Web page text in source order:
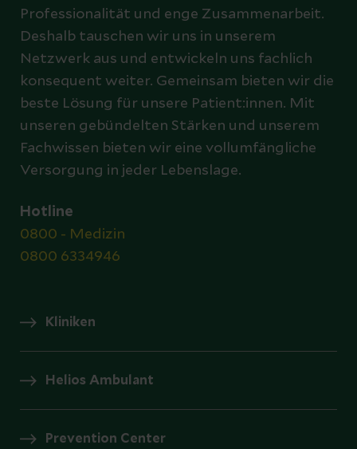
Professionalität und enge Zusammenarbeit.
Deshalb tauschen wir uns in unserem
Netzwerk aus und entwickeln uns fachlich
konsequent weiter. Gemeinsam bieten wir die
beste Lösung für unsere Patient:innen. Mit
unseren gebündelten Stärken und unserem
Fachwissen bieten wir eine vollumfängliche
Versorgung in jeder Lebenslage.
Hotline
0800 - Medizin
0800 6334946
Kliniken
Helios Ambulant
Prevention Center